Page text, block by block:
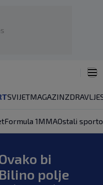
SVIJETMAGAZINZDRAVLJE
Formula 1MMAOstali
bi
polje